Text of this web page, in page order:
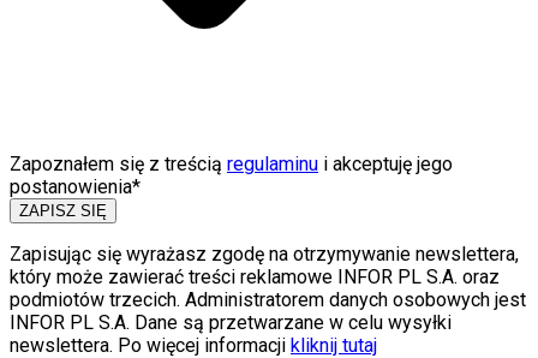
Zapoznałem się z treścią regulaminu i akceptuję jego
postanowienia*
ZAPISZ SIĘ
Zapisując się wyrażasz zgodę na otrzymywanie newslettera,
który może zawierać treści reklamowe INFOR PL S.A. oraz
podmiotów trzecich. Administratorem danych osobowych jest
INFOR PL S.A. Dane są przetwarzane w celu wysyłki
newslettera. Po więcej informacji kliknij tutaj